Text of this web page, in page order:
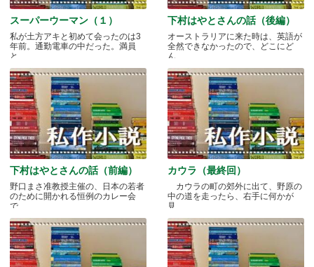
スーパーウーマン（１）
私が土方アキと初めて会ったのは3
年前。通勤電車の中だった。満員
と.....
下村はやとさんの話（後編）
オーストラリアに来た時は、英語が
全然できなかったので、どこにど
ん.....
下村はやとさんの話（前編）
野口まさ准教授主催の、日本の若者
のために開かれる恒例のカレー会
で.....
カウラ（最終回）
カウラの町の郊外に出て、野原の
中の道を走ったら、右手に何かが
見.....